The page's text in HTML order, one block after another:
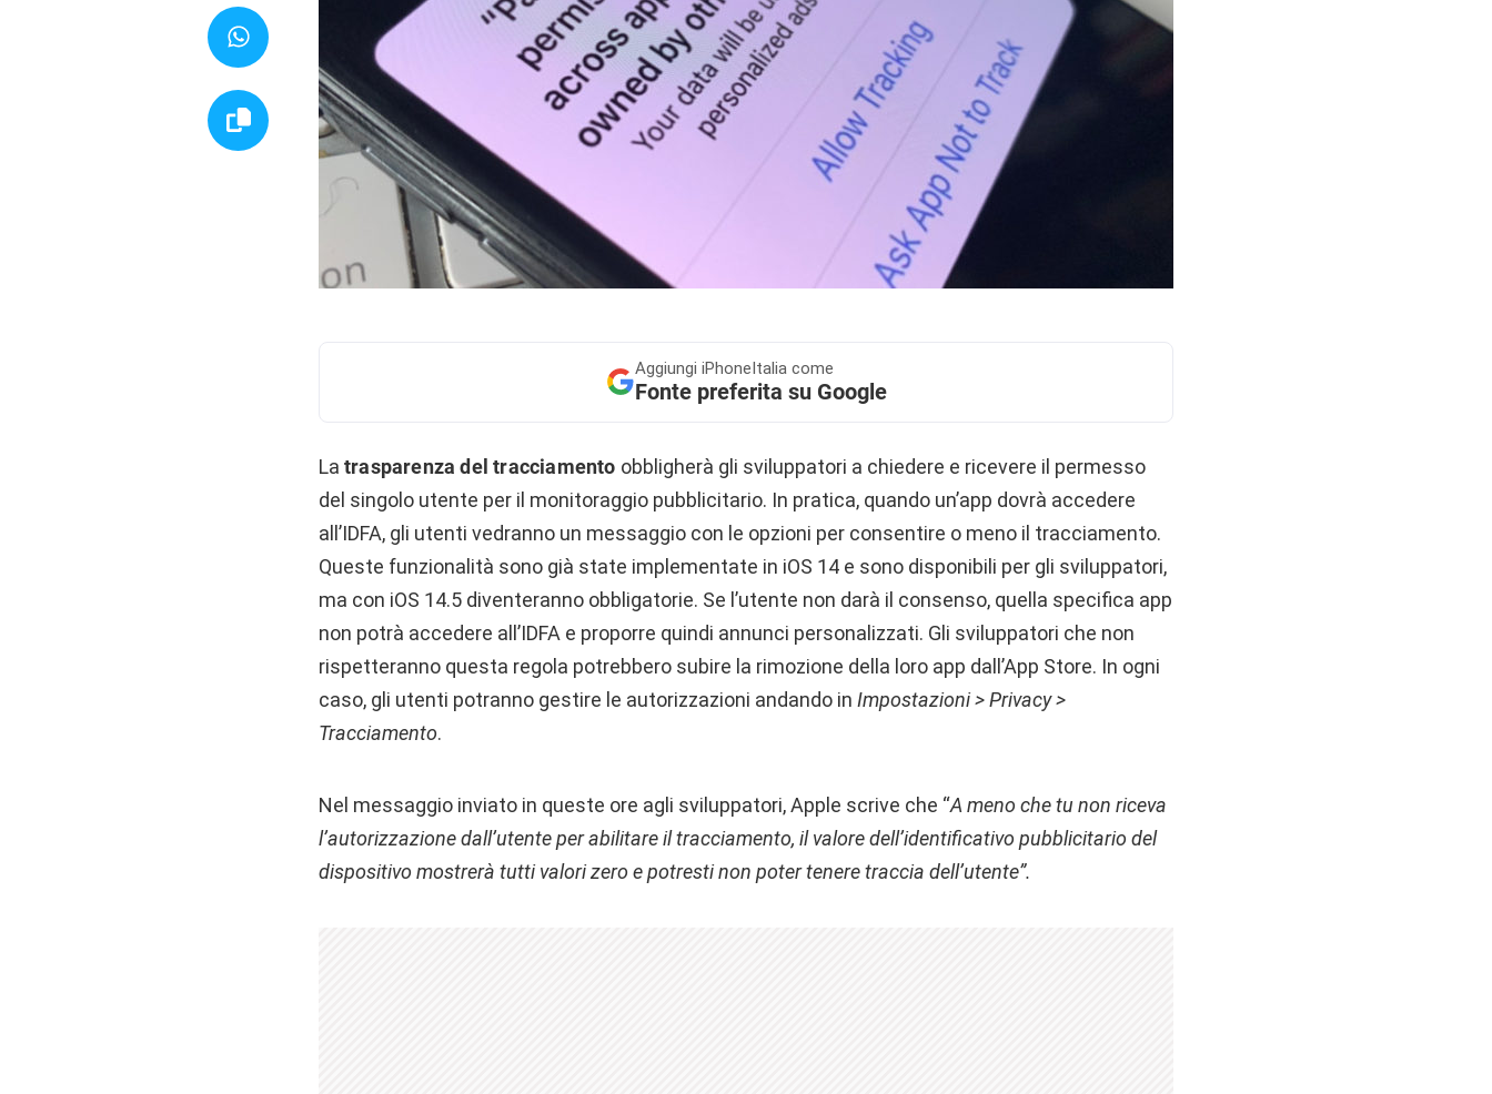
Aggiungi iPhoneItalia come
Fonte preferita su Google
La trasparenza del tracciamento obbligherà gli sviluppatori a chiedere e ricevere il permesso
del singolo utente per il monitoraggio pubblicitario. In pratica, quando un’app dovrà accedere
all’IDFA, gli utenti vedranno un messaggio con le opzioni per consentire o meno il tracciamento.
Queste funzionalità sono già state implementate in iOS 14 e sono disponibili per gli sviluppatori,
ma con iOS 14.5 diventeranno obbligatorie. Se l’utente non darà il consenso, quella specifica app
non potrà accedere all’IDFA e proporre quindi annunci personalizzati. Gli sviluppatori che non
rispetteranno questa regola potrebbero subire la rimozione della loro app dall’App Store. In ogni
caso, gli utenti potranno gestire le autorizzazioni andando in Impostazioni > Privacy >
Tracciamento.
Nel messaggio inviato in queste ore agli sviluppatori, Apple scrive che “A meno che tu non riceva
l’autorizzazione dall’utente per abilitare il tracciamento, il valore dell’identificativo pubblicitario del
dispositivo mostrerà tutti valori zero e potresti non poter tenere traccia dell’utente”.